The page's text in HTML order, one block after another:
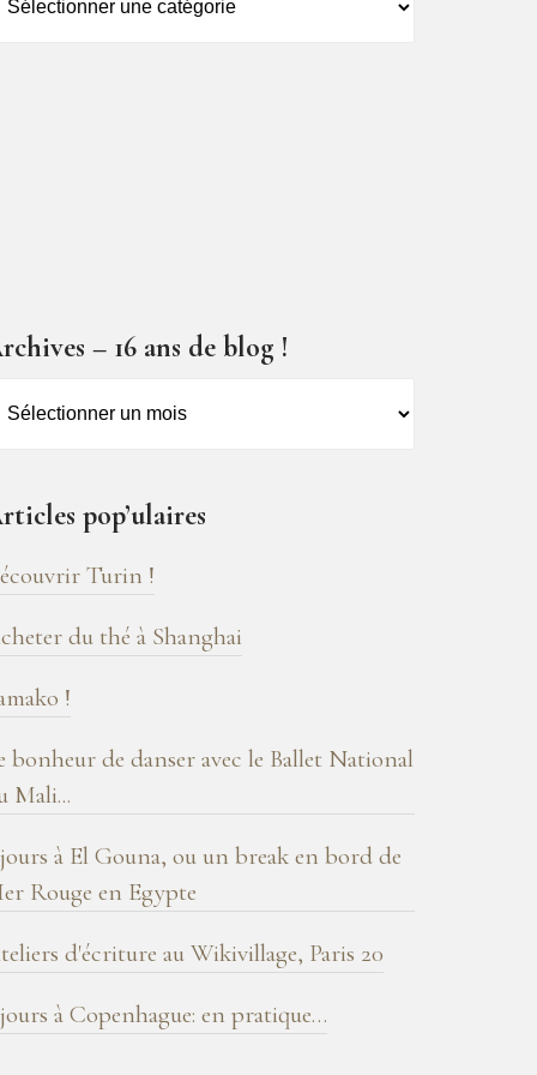
– 16 ans de blog !
pop’ulaires
Turin !
du thé à Shanghai
!
bonheur de danser avec le Ballet National
Mali...
à El Gouna, ou un break en bord de
Rouge en Egypte
d'écriture au Wikivillage, Paris 20
à Copenhague: en pratique…